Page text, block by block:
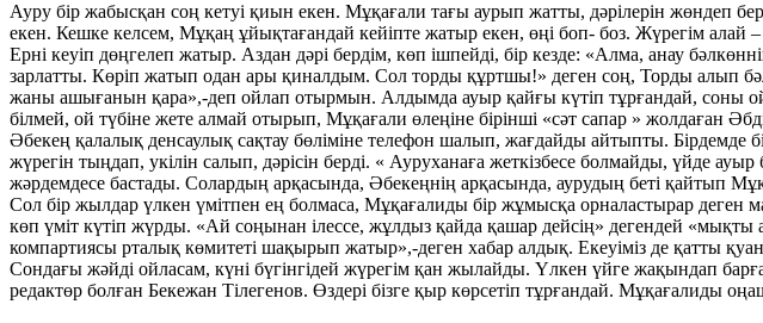
Ауру бір жабысқан соң кетуі қиын екен. Мұқағали тағы аурып жатты, дәрілерін жөндеп
екен. Кешке келсем, Мұқаң ұйықтағандай кейіпте жатыр екен, өңі боп- боз. Жүрегім
Ерні кеуіп дөңгелеп жатыр. Аздан дәрі бердім, көп ішпейді, бір кезде: «Алма, анау
зарлатты. Көріп жатып одан ары қиналдым. Сол торды құртшы!» деген соң, Торды алып
жаны ашығанын қара»,-деп ойлап отырмын. Алдымда ауыр қайғы күтіп тұрғандай, соны
білмей, ой түбіне жете алмай отырып, Мұқағали өлеңіне бірінші «сәт сапар » жолдаған
Әбекең қалалық денсаулық сақтау бөліміне телефон шалып, жағдайды айтыпты.
жүрегін тыңдап, укілін салып, дәрісін берді. « Ауруханаға жеткізбесе болмайды, үйде
жәрдемдесе бастады. Солардың арқасында, Әбекеңнің арқасында, аурудың беті қайтып
Сол бір жылдар үлкен үмітпен ең болмаса, Мұқағалиды бір жұмысқа орналастырар деген
көп үміт күтіп жүрды. «Ай соңынан ілессе, жұлдыз қайда қашар дейсің» дегендей «мықты
компартиясы рталық көмитеті шақырып жатыр»,-деген хабар алдық. Екеуіміз де қатты
Сондағы жәйді ойласам, күні бүгінгідей жүрегім қан жылайды. Үлкен үйге жақындап
редактөр болған Бекежан Тілегенов. Өздері бізге қыр көрсетіп тұрғандай. Мұқағалиды